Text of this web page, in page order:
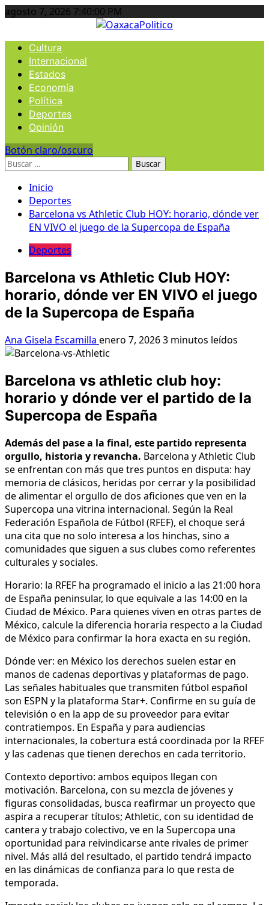
Ir
agosto 7, 2026 7:40:00 PM
Menú
principal
Cultura
Internacional
Estados
Economía
Política
Deportes
Opinión
Botón claro/oscuro
Buscar:
Inicio
Deportes
Barcelona vs Athletic Club HOY: horario, dónde ver
EN VIVO el juego de la Supercopa de España
Deportes
Barcelona vs Athletic Club HOY:
horario, dónde ver EN VIVO el juego
de la Supercopa de España
Ana Gisela Escamilla enero 7, 20263 minutos leídos
Barcelona vs athletic club hoy:
horario y dónde ver el partido de la
Supercopa de España
Además del pase a la final, este partido representa
orgullo, historia y revancha. Barcelona y Athletic Club
se enfrentan con más que tres puntos en disputa: hay
memoria de clásicos, heridas por cerrar y la posibilidad
de alimentar el orgullo de dos aficiones que ven en la
Supercopa una vitrina internacional. Según la Real
Federación Española de Fútbol (RFEF), el choque será
una cita que no solo interesa a los hinchas, sino a
comunidades que siguen a sus clubes como referentes
culturales y sociales.
Horario: la RFEF ha programado el inicio a las 21:00 hora
de España peninsular, lo que equivale a las 14:00 en la
Ciudad de México. Para quienes viven en otras partes de
México, calcule la diferencia horaria respecto a la Ciudad
de México para confirmar la hora exacta en su región.
Dónde ver: en México los derechos suelen estar en
manos de cadenas deportivas y plataformas de pago.
Las señales habituales que transmiten fútbol español
son ESPN y la plataforma Star+. Confirme en su guía de
televisión o en la app de su proveedor para evitar
contratiempos. En España y para audiencias
internacionales, la cobertura está coordinada por la RFEF
y las cadenas que tienen derechos en cada territorio.
Contexto deportivo: ambos equipos llegan con
motivación. Barcelona, con su mezcla de jóvenes y
figuras consolidadas, busca reafirmar un proyecto que
aspira a recuperar títulos; Athletic, con su identidad de
cantera y trabajo colectivo, ve en la Supercopa una
oportunidad para reivindicarse ante rivales de primer
nivel. Más allá del resultado, el partido tendrá impacto
en las dinámicas de confianza para lo que resta de
temporada.